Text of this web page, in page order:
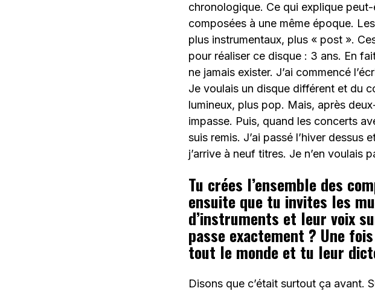
chronologique. Ce qui explique
composées à une même époque.
plus instrumentaux, plus « post ».
pour réaliser ce disque : 3 ans. En
ne jamais exister. J’ai commencé
Je voulais un disque différent et du
lumineux, plus pop. Mais, après
impasse. Puis, quand les concerts
suis remis. J’ai passé l’hiver dessus
j’arrive à neuf titres. Je n’en voulais
Tu crées l’ensemble des
ensuite que tu invites les
d’instruments et leur voix
passe exactement ? Une
tout le monde et tu leur
Disons que c’était surtout ça avant.